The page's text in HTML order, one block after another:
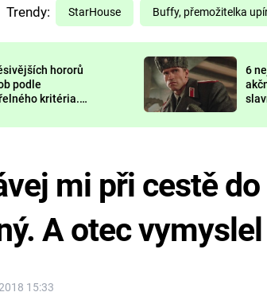
Trendy: StarHouse Buffy, přemožitelka
hororů
podle
kritéria.
tep?
6
15:33
mi při cestě
A otec